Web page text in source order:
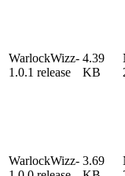
WarlockWizz-
1.0.1 release
4.39
KB
WarlockWizz- 3.69